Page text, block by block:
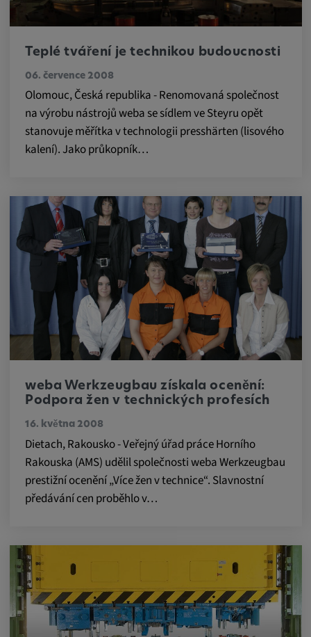
Teplé tváření je technikou budoucnosti
06. července 2008
Olomouc, Česká republika - Renomovaná společnost
na výrobu nástrojů weba se sídlem ve Steyru opět
stanovuje měřítka v technologii presshärten (lisového
kalení). Jako průkopník…
weba Werkzeugbau získala ocenění:
Podpora žen v technických profesích
16. května 2008
Dietach, Rakousko - Veřejný úřad práce Horního
Rakouska (AMS) udělil společnosti weba Werkzeugbau
prestižní ocenění „Více žen v technice“. Slavnostní
předávání cen proběhlo v…
Trvání cookies:
Externí média
Nutné pro zobrazení obsahu z externích
mediálních platforem.
Název:
DV, SOCS, NID, AEC, CONSENT, OGPC
Poskytovatel:
google.com
Účel:
Tyto soubory cookie se používají k ukládání
preferencí uživatele a dalších informací
Trvání cookies:
3 dny
Youtube
Název:
VISITOR_INFO1_LIVE, YSC, CONSENT,
yt.innertube::nextId, yt.innertube::requests,
yt-remote-cast-installed, yt-remote-
LOGIN_INFO, PREF, LOGIN_INFO, PREF,
SEARCH_SAMESITE, OGPC, OTZ, NID,
1P_JAR, DSID, APISID, HSID, SSID, SID,
SAPISID, SIDCC, yt-player-headers-
readable,